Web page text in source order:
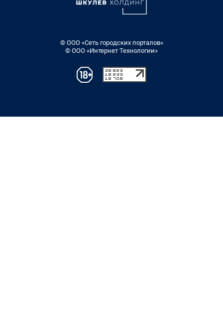
© ООО «Сеть городских порталов»
© ООО «Интернет Технологии»